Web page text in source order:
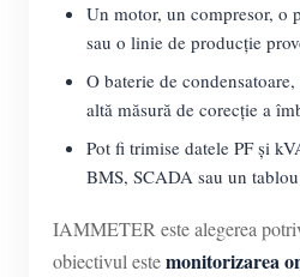
Un motor, un compresor, o
sau o linie de producție
O baterie de
altă măsură de corecție a
Pot fi trimise datele PF și
BMS, SCADA sau un
IAMMETER este alegerea
obiectivul estemonitorizarea